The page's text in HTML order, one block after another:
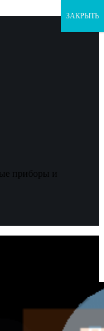
приборы и
ЗАКРЫТЬ